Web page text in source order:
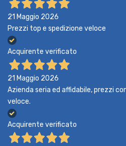
21 Maggio 2026
Prezzi top e spedizione veloce
Acquirente verificato
21 Maggio 2026
Azienda seria ed affidabile, prezzi
veloce.
Acquirente verificato